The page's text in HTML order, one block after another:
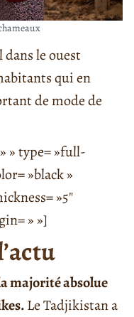
le ouest
qui en
de mode de
» type= »full-
»black »
»5″
» »]
majorité absolue
Le Tadjikistan a